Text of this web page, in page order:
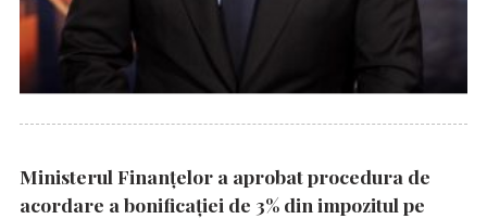
Ministerul Finanțelor a aprobat procedura de
acordare a bonificației de 3% din impozitul pe